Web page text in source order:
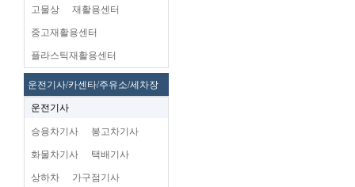
고물상 재활용센터
중고재활용센터
플라스틱재활용센터
운전기사/카센타/주유소/세차장
운전기사
승용차기사 봉고차기사
화물차기사 택배기사
상하차 가구점기사